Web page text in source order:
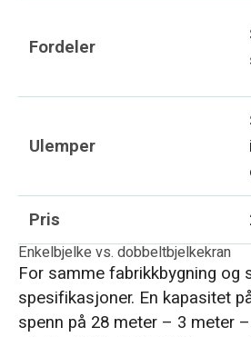
Fordeler
Ulemper
Pris
Enkelbjelke vs. dobbeltbjelkekran
For samme fabrikkbygning og
spesifikasjoner. En kapasitet
spenn på 28 meter – 3 meter